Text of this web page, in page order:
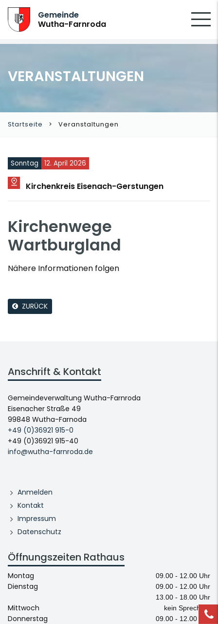
Gemeinde
Wutha-Farnroda
VERANSTALTUNGEN
Startseite Veranstaltungen
Sonntag 12. April 2026
Kirchenkreis Eisenach-Gerstungen
Kirchenwege
Wartburgland
Nähere Informationen folgen
ZURÜCK
Anschrift & Kontakt
Gemeindeverwaltung Wutha-Farnroda
Eisenacher Straße 49
99848 Wutha-Farnoda
+49 (0)36921 915-0
+49 (0)36921 915-40
info@wutha-farnroda.de
Anmelden
Kontakt
Impressum
Datenschutz
Öffnungszeiten Rathaus
Montag 09.00 - 12.00 Uhr
Dienstag
09.00 - 12.00 Uhr
13.00 - 18.00 Uhr
Mittwoch kein Sprechtag
Donnerstag
09.00 - 12.00 Uhr